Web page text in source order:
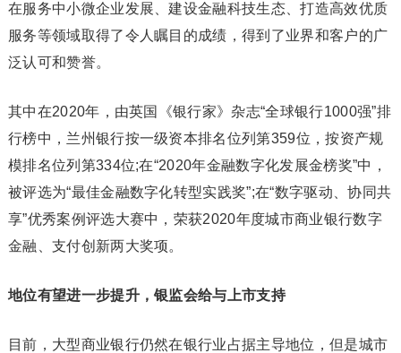
在服务中小微企业发展、建设金融科技生态、打造高效优质
服务等领域取得了令人瞩目的成绩，得到了业界和客户的广
泛认可和赞誉。
其中在2020年，由英国《银行家》杂志“全球银行1000强”排
行榜中，兰州银行按一级资本排名位列第359位，按资产规
模排名位列第334位;在“2020年金融数字化发展金榜奖”中，
被评选为“最佳金融数字化转型实践奖”;在“数字驱动、协同共
享”优秀案例评选大赛中，荣获2020年度城市商业银行数字
金融、支付创新两大奖项。
地位有望进一步提升，银监会给与上市支持
目前，大型商业银行仍然在银行业占据主导地位，但是城市